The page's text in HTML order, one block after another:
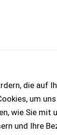
die auf
um
wie Sie mit
und Ihre